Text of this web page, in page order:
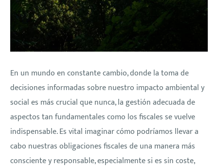
En un mundo en constante cambio, donde la toma de
decisiones informadas sobre nuestro impacto ambiental y
social es más crucial que nunca, la gestión adecuada de
aspectos tan fundamentales como los fiscales se vuelve
indispensable. Es vital imaginar cómo podríamos llevar a
cabo nuestras obligaciones fiscales de una manera más
consciente y responsable, especialmente si es sin coste,